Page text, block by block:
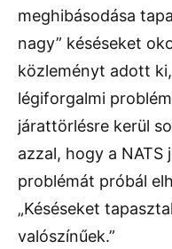
meghibásodása
nagy” késéseket
közleményt adott
légiforgalmi
járattörlésre kerül
azzal, hogy a NATS
problémát próbál
„Késéseket
valószínűek.”